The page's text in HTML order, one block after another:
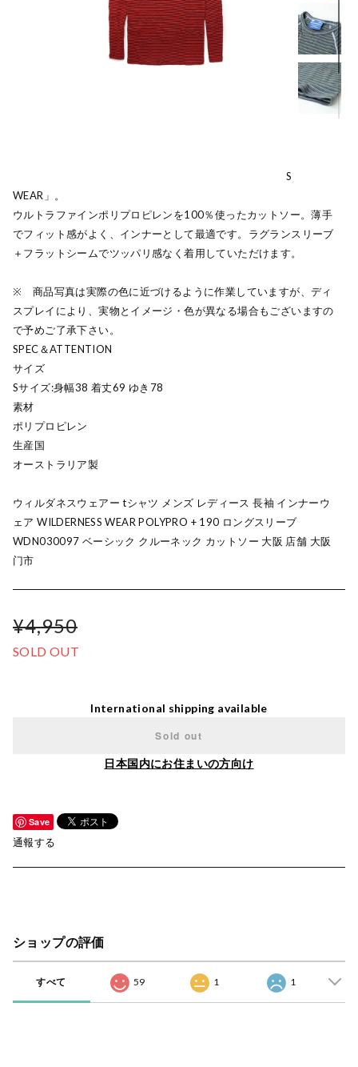
オーストラリア創業のアウトドアブランド「WILDERNESS
WEAR」。
ウルトラファインポリプロピレンを100％使ったカットソー。薄手
でフィット感がよく、インナーとして最適です。ラグランスリーブ
＋フラットシームでツッパリ感なく着用していただけます。
※ 商品写真は実際の色に近づけるように作業していますが、ディ
スプレイにより、実物とイメージ・色が異なる場合もございますの
で予めご了承下さい。
SPEC＆ATTENTION
サイズ
Sサイズ:身幅38 着丈69 ゆき78
素材
ポリプロピレン
生産国
オーストラリア製
ウィルダネスウェアー tシャツ メンズ レディース 長袖 インナーウ
ェア WILDERNESS WEAR POLYPRO + 190 ロングスリーブ
WDN030097 ベーシック クルーネック カットソー 大阪 店舗 大阪
门市
¥4,950
SOLD OUT
International shipping available
Sold out
日本国内にお住まいの方向け
Save
通報する
ショップの評価
すべて 59 1 1